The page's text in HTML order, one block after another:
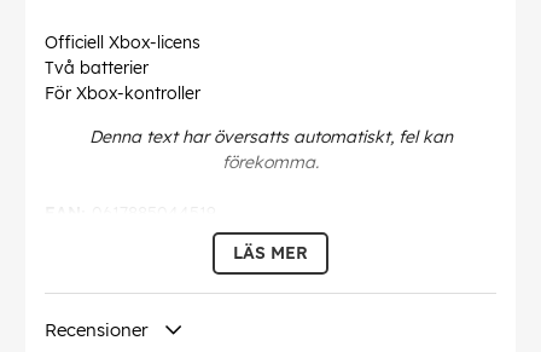
Officiell Xbox-licens
Två batterier
För Xbox-kontroller
Denna text har översatts automatiskt, fel kan
förekomma.
LÄS MER
Recensioner